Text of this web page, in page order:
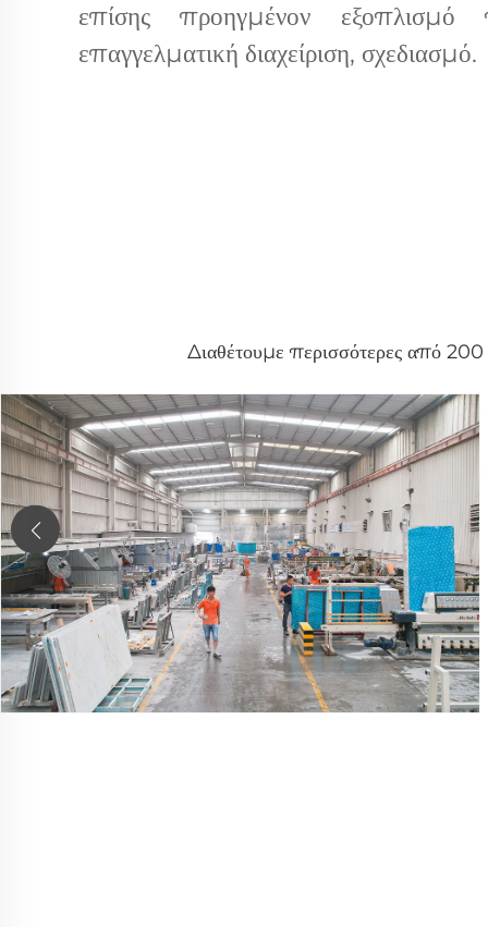
επίσης προηγμένον εξοπλισμό
επαγγελματική διαχείριση, σχεδιασμό.
Διαθέτουμε περισσότερες από 200